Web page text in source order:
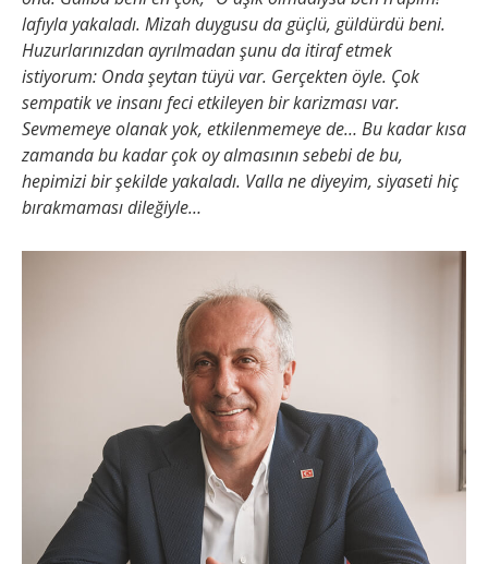
lafıyla yakaladı. Mizah duygusu da güçlü, güldürdü beni.
Huzurlarınızdan ayrılmadan şunu da itiraf etmek
istiyorum: Onda şeytan tüyü var. Gerçekten öyle. Çok
sempatik ve insanı feci etkileyen bir karizması var.
Sevmemeye olanak yok, etkilenmemeye de… Bu kadar kısa
zamanda bu kadar çok oy almasının sebebi de bu,
hepimizi bir şekilde yakaladı. Valla ne diyeyim, siyaseti hiç
bırakmaması dileğiyle…